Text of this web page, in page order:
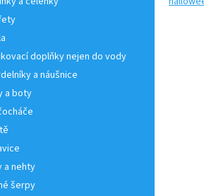
doplňky nejen do vody
a náušnice
a boty
a nehty
šerpy